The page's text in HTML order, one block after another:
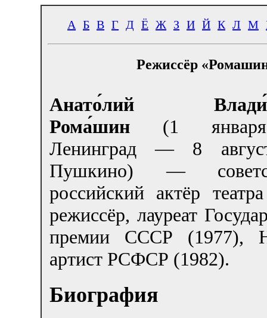
А Б В Г Д Ё Ж З И Й К Л М
Режиссёр
Анато́лий
Рома́шин (1
Ленинград — 8
Пушкино) —
российский актёр
режиссёр, лауреат
премии СССР (1977),
артист РСФСР (1982).
Биография